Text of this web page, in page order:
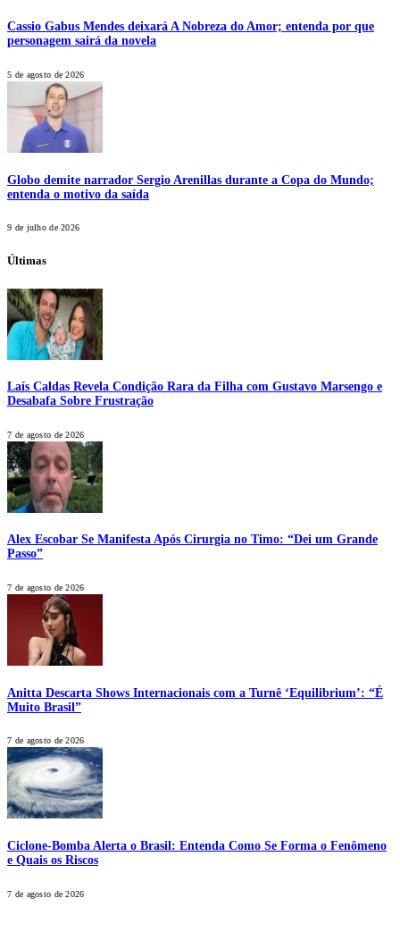
Cassio Gabus Mendes deixará A Nobreza do Amor; entenda por que
personagem sairá da novela
5 de agosto de 2026
Globo demite narrador Sergio Arenillas durante a Copa do Mundo;
entenda o motivo da saída
9 de julho de 2026
Últimas
Laís Caldas Revela Condição Rara da Filha com Gustavo Marsengo e
Desabafa Sobre Frustração
7 de agosto de 2026
Alex Escobar Se Manifesta Após Cirurgia no Timo: “Dei um Grande
Passo”
7 de agosto de 2026
Anitta Descarta Shows Internacionais com a Turnê ‘Equilibrium’: “É
Muito Brasil”
7 de agosto de 2026
Ciclone-Bomba Alerta o Brasil: Entenda Como Se Forma o Fenômeno
e Quais os Riscos
7 de agosto de 2026